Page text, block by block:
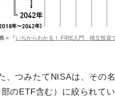
＝『いちからわかる！ FIRE入門 積立投資
、つみたてNISAは、その
部のETF含む）に絞られて